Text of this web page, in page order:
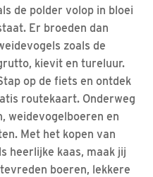
de polder volop in bloei
Er broeden dan
zoals de
kievit en tureluur.
op de fiets en ontdek
routekaart. Onderweg
weidevogelboeren en
Met het kopen van
heerlijke kaas, maak jij
boeren, lekkere